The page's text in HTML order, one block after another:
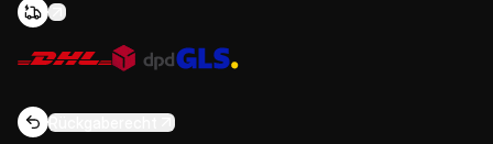
Rückgaberecht